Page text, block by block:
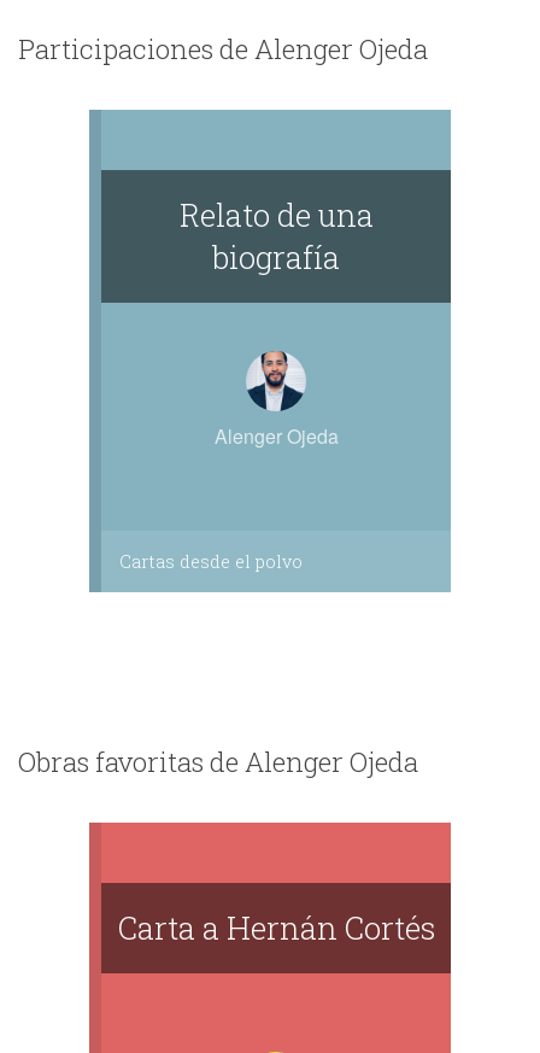
Participaciones de Alenger Ojeda
Relato de una
biografía
Alenger Ojeda
Cartas desde el polvo
Obras favoritas de Alenger Ojeda
Carta a Hernán Cortés